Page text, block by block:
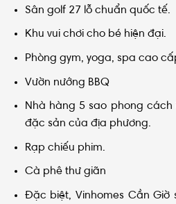
Khu vui chơi cho bé hiện đại.
Phòng gym, yoga, spa cao
Vườn nướng BBQ
Nhà hàng 5 sao phong cách
đặc sản của địa phương.
Rạp chiếu phim.
Cà phê thư giãn
Đặc biệt, Vinhomes Cần Giờ
chức các lễ hội văn hóa,